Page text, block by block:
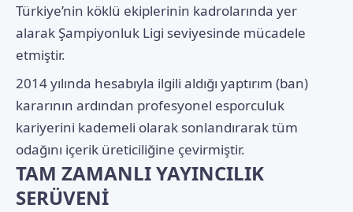
Türkiye’nin köklü ekiplerinin kadrolarında yer
alarak Şampiyonluk Ligi seviyesinde mücadele
etmiştir.
2014 yılında hesabıyla ilgili aldığı yaptırım (ban)
kararının ardından profesyonel esporculuk
kariyerini kademeli olarak sonlandırarak tüm
odağını içerik üreticiliğine çevirmiştir.
TAM ZAMANLI YAYINCILIK
SERÜVENİ